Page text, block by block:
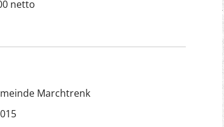
netto
Marchtrenk